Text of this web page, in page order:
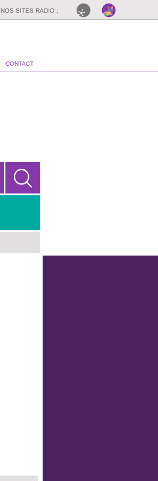
NOS SITES RADIO :
CONTACT